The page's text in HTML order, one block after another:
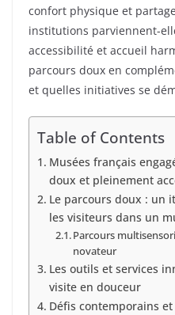
confort physique et
institutions parviennent-
accessibilité et accueil
parcours doux en
et quelles initiatives se
Table of Contents
Musées français
doux et pleinement
Le parcours doux : un
les visiteurs dans un
Parcours
novateur
Les outils et services
visite en douceur
Défis contemporains